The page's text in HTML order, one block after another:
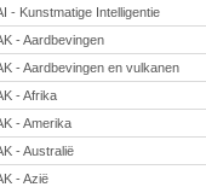
- Kunstmatige Intelligentie
- Aardbevingen
- Aardbevingen en vulkanen
- Afrika
- Amerika
- Australië
- Azië